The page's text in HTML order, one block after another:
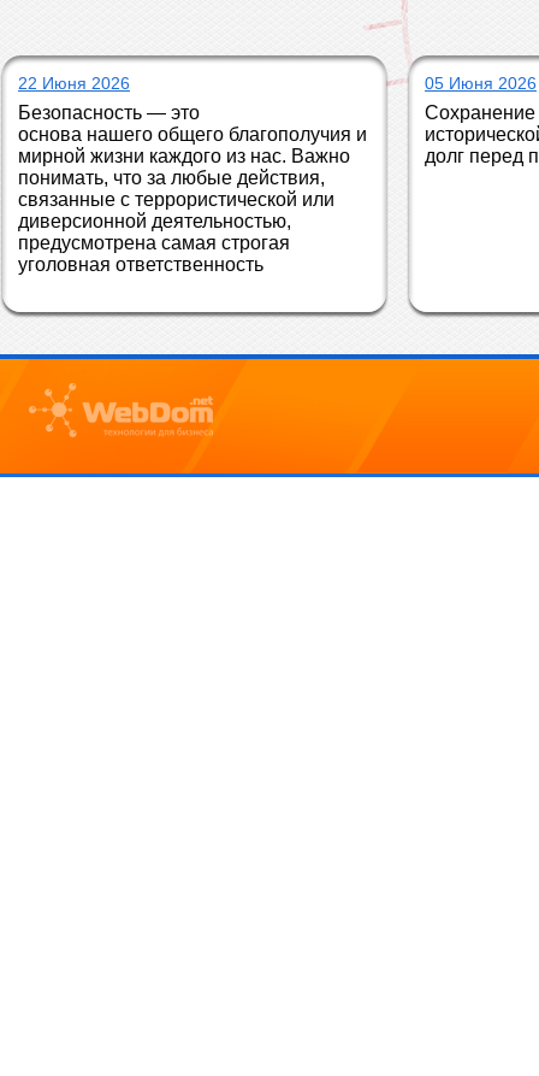
22 Июня 2026
Безопасность — это
основа нашего общего благополучия и
мирной жизни каждого из нас. Важно
понимать, что за любые действия,
связанные с террористической или
диверсионной деятельностью,
предусмотрена самая строгая
уголовная ответственность
05 Июня 2026
Сохранение
долг перед